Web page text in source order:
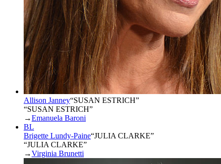
Allison Janney“SUSAN ESTRICH”
“SUSAN ESTRICH”
→Emanuela Baroni
BL
Brigette Lundy-Paine“JULIA CLARKE”
“JULIA CLARKE”
→Virginia Brunetti